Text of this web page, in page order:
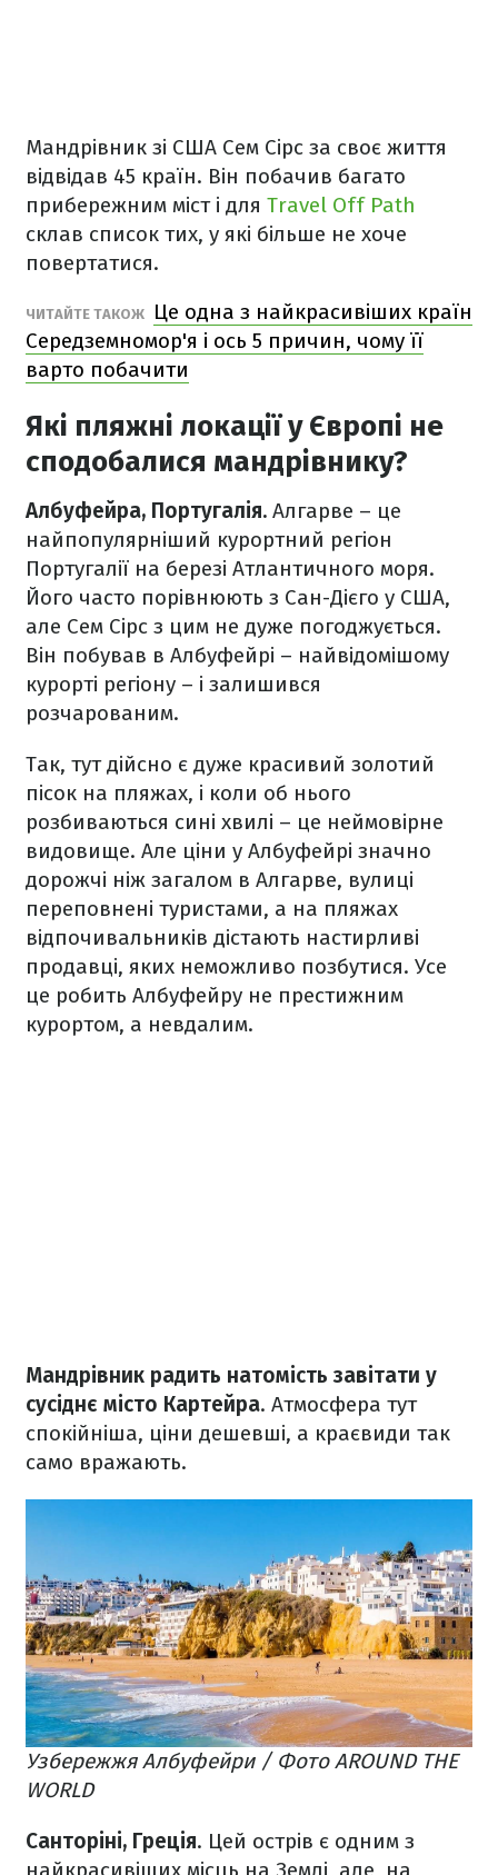
Мандрівник зі США Сем Сірс за своє життя
відвідав 45 країн. Він побачив багато
прибережним міст і для Travel Off Path
склав список тих, у які більше не хоче
повертатися.
ЧИТАЙТЕ ТАКОЖ
Це одна з найкрасивіших країн
Середземномор'я і ось 5 причин, чому її
варто побачити
Які пляжні локації у Європі не
сподобалися мандрівнику?
Албуфейра, Португалія. Алгарве – це
найпопулярніший курортний регіон
Португалії на березі Атлантичного моря.
Його часто порівнюють з Сан-Дієго у США,
але Сем Сірс з цим не дуже погоджується.
Він побував в Албуфейрі – найвідомішому
курорті регіону – і залишився
розчарованим.
Так, тут дійсно є дуже красивий золотий
пісок на пляжах, і коли об нього
розбиваються сині хвилі – це неймовірне
видовище. Але ціни у Албуфейрі значно
дорожчі ніж загалом в Алгарве, вулиці
переповнені туристами, а на пляжах
відпочивальників дістають настирливі
продавці, яких неможливо позбутися. Усе
це робить Албуфейру не престижним
курортом, а невдалим.
Мандрівник радить натомість завітати у
сусіднє місто Картейра. Атмосфера тут
спокійніша, ціни дешевші, а краєвиди так
само вражають.
Узбережжя Албуфейри / Фото AROUND THE
WORLD
Санторіні, Греція. Цей острів є одним з
найкрасивіших місць на Землі, але, на